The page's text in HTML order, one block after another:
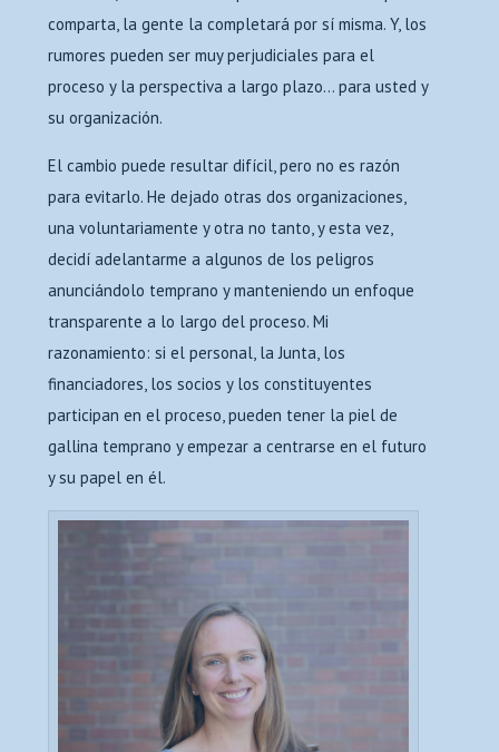
comparta, la gente la completará por sí misma. Y, los
rumores pueden ser muy perjudiciales para el
proceso y la perspectiva a largo plazo… para usted y
su organización.
El cambio puede resultar difícil, pero no es razón
para evitarlo. He dejado otras dos organizaciones,
una voluntariamente y otra no tanto, y esta vez,
decidí adelantarme a algunos de los peligros
anunciándolo temprano y manteniendo un enfoque
transparente a lo largo del proceso. Mi
razonamiento: si el personal, la Junta, los
financiadores, los socios y los constituyentes
participan en el proceso, pueden tener la piel de
gallina temprano y empezar a centrarse en el futuro
y su papel en él.